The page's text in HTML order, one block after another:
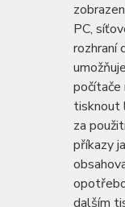
PC,
rozhraní
počítače
tisknout
za
příkazy
dalším